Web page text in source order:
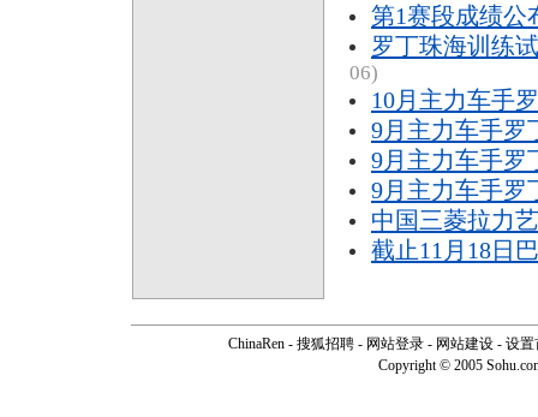
第1赛段成绩公
罗丁珠海训练
06)
10月主力车手
9月主力车手罗
9月主力车手罗
9月主力车手罗
中国三菱拉力
截止11月18日
ChinaRen - 搜狐招聘 - 网站登录 - 网站建设 - 设置
Copyright © 2005